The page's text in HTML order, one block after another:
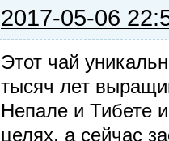
2017-05-06
Этот чай
тысяч лет
Непале и Тибете
целях, а сейчас